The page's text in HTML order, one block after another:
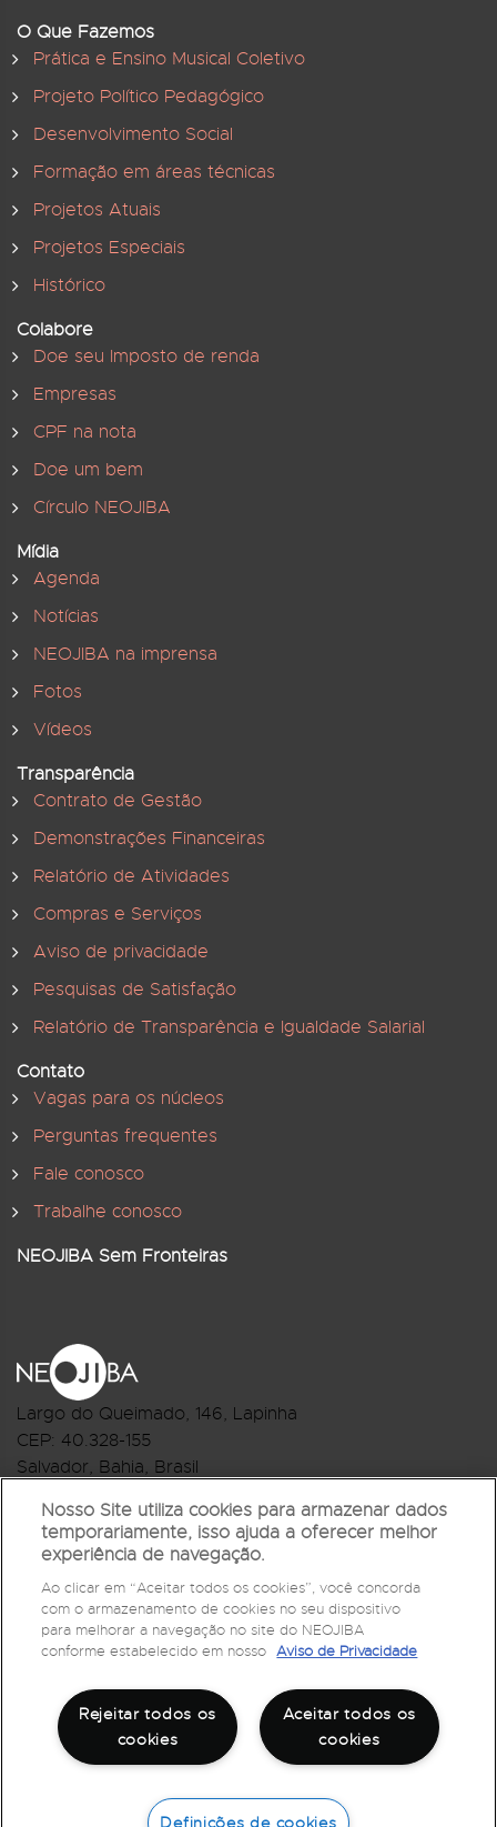
O Que Fazemos
Prática e Ensino Musical Coletivo
Projeto Político Pedagógico
Desenvolvimento Social
Formação em áreas técnicas
Projetos Atuais
Projetos Especiais
Histórico
Colabore
Doe seu Imposto de renda
Empresas
CPF na nota
Doe um bem
Círculo NEOJIBA
Mídia
Agenda
Notícias
NEOJIBA na imprensa
Fotos
Vídeos
Transparência
Contrato de Gestão
Demonstrações Financeiras
Relatório de Atividades
Compras e Serviços
Aviso de privacidade
Pesquisas de Satisfação
Relatório de Transparência e Igualdade Salarial
Contato
Vagas para os núcleos
Perguntas frequentes
Fale conosco
Trabalhe conosco
NEOJIBA Sem Fronteiras
Largo do Queimado, 146, Lapinha
CEP: 40.328-155
Salvador, Bahia, Brasil
R.Monte Castelo Nº 62, Bairro Barbalho
CEP: 40.301-210
Salvador, Bahia, Brasil
Telefone:(71) 3032-1073
Nosso Site utiliza cookies para armazenar dados
temporariamente, isso ajuda a oferecer melhor
experiência de navegação.
Ao clicar em “Aceitar todos os cookies”, você concorda
com o armazenamento de cookies no seu dispositivo
para melhorar a navegação no site do NEOJIBA
conforme estabelecido em nosso Aviso de Privacidade
Aceitar todos os
cookies
Rejeitar todos os
cookies
Definições de cookies